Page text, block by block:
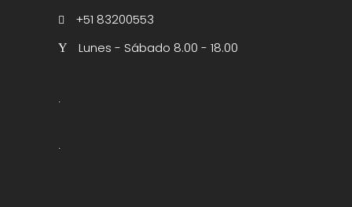
+51 83200553
Lunes - Sábado 8.00 - 18.00